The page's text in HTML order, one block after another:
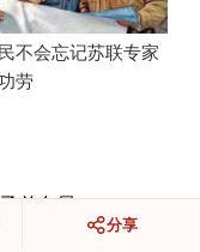
不会忘记苏联专家
劳
弟自居
分享